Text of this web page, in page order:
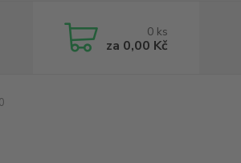
0 ks
za 0,00 Kč